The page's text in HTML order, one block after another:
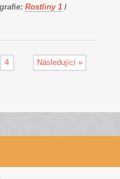
Rostliny 1 /
4 Následující »